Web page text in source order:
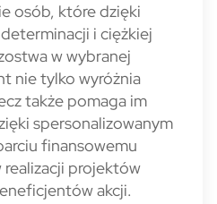
osób, które dzięki
i ciężkiej
w wybranej
nie tylko wyróżnia
także pomaga im
spersonalizowanym
finansowemu
projektów
akcji.